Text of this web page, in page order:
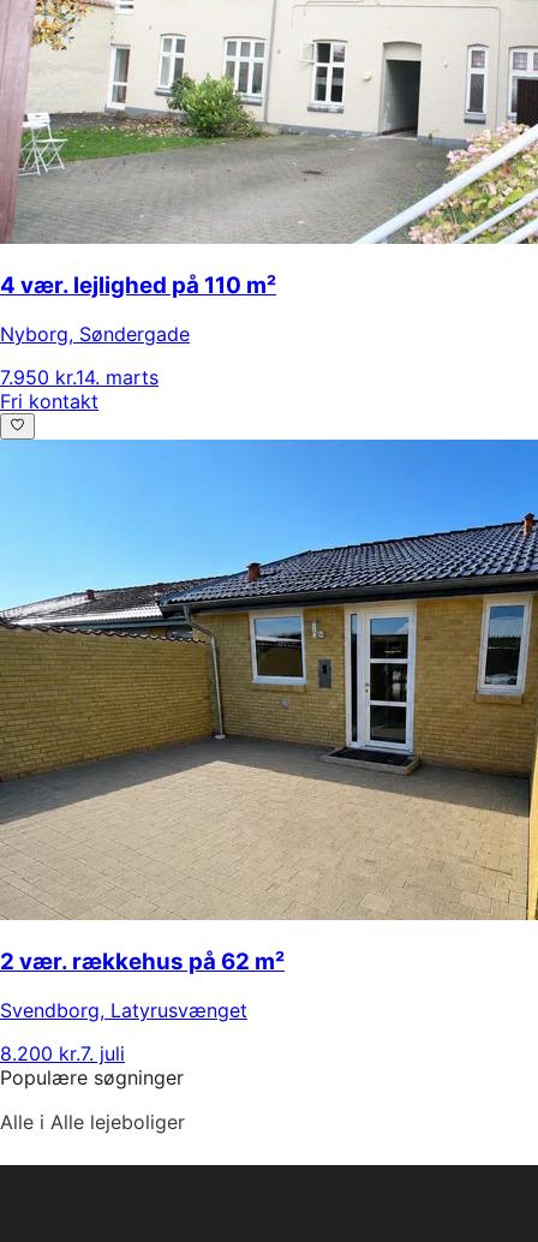
4 vær. lejlighed på 110 m²
Nyborg, Søndergade
7.950 kr.14. marts
Fri kontakt
2 vær. rækkehus på 62 m²
Svendborg, Latyrusvænget
8.200 kr.7. juli
Populære søgninger
Alle i Alle lejeboliger